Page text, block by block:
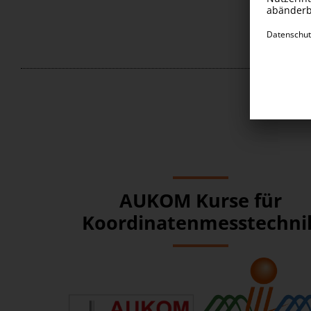
AUKOM Kurse für